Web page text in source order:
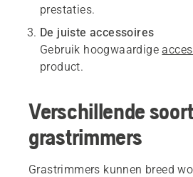
prestaties.
De juiste accessoires
Gebruik hoogwaardige
product.
Verschillende
grastrimmers
Grastrimmers kunnen breed